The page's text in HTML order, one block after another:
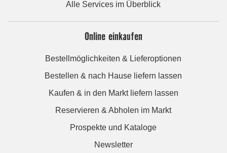
Alle Services im Überblick
Online einkaufen
Bestellmöglichkeiten & Lieferoptionen
Bestellen & nach Hause liefern lassen
Kaufen & in den Markt liefern lassen
Reservieren & Abholen im Markt
Prospekte und Kataloge
Newsletter